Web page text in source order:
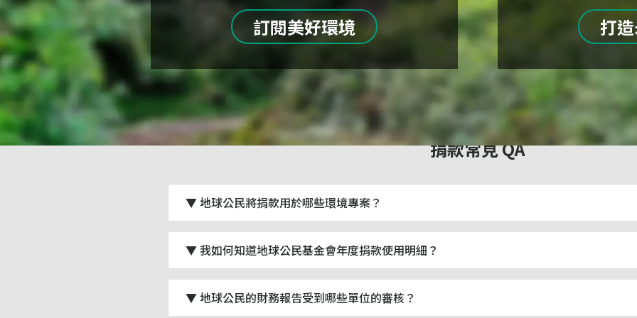
訂閱美好環境 打
捐款常見 QA
▼ 地球公民將捐款用於哪些環境專案？
▼ 我如何知道地球公民基金會年度捐款使用明細？
▼ 地球公民的財務報告受到哪些單位的審核？